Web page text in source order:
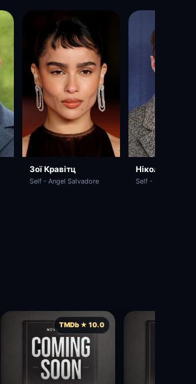
Зої Кравітц
Self - Angel Salvadore
Ніколас Голт
Self - Hank McCoy
TMDb ★ 10.0